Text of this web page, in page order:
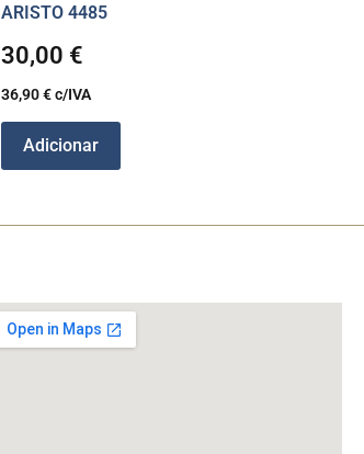
ARISTO 4485
30,00 €
36,90€c/IVA
Adicionar